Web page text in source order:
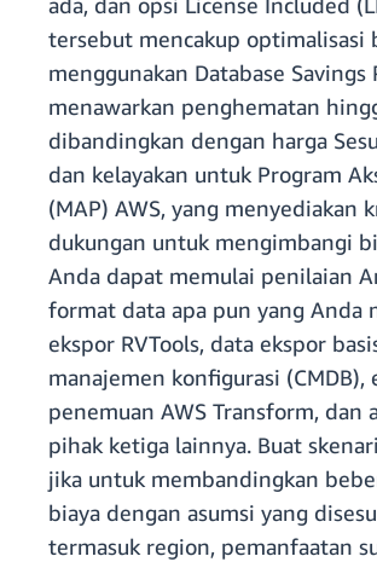
tersebut mencakup optimalisasi
menggunakan Database Savings
menawarkan penghematan
dibandingkan dengan harga
dan kelayakan untuk Program
(MAP) AWS, yang menyediakan
dukungan untuk mengimbangi
Anda dapat memulai penilaian
format data apa pun yang Anda
ekspor RVTools, data ekspor
manajemen konfigurasi (CMDB),
penemuan AWS Transform, dan
pihak ketiga lainnya. Buat
jika untuk membandingkan
biaya dengan asumsi yang
termasuk region, pemanfaatan